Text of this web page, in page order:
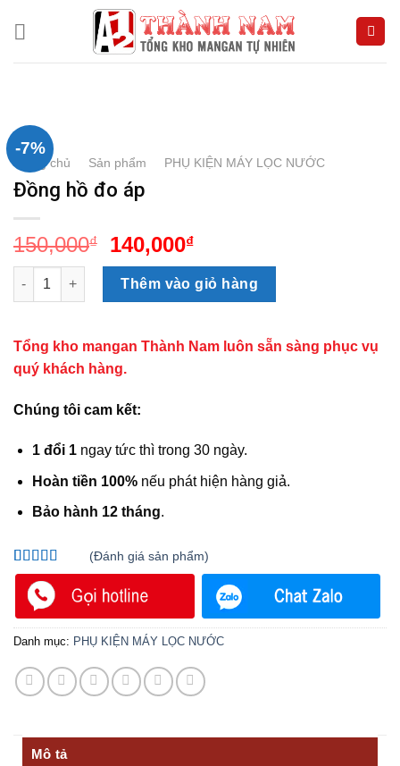
-7%
Trang chủ Sản phẩm PHỤ KIỆN MÁY LỌC NƯỚC
Đồng hồ đo áp
150,000₫
Giá
gốc
là:
150,000₫.
140,000₫Giá
hiện
tại
là:
Đồng hồ đo áp số lượng
Thêm vào giỏ hàng
Tổng kho mangan Thành Nam luôn sẵn sàng phục vụ
quý khách hàng.
Chúng tôi cam kết:
1 đổi 1ngay tức thì trong 30 ngày.
Hoàn tiền 100%nếu phát hiện hàng giả.
Bảo hành 12 tháng.
5.00trên 5
dựa trên
1
đánh giá
(Đánh giá sản phẩm)
Danh mục: PHỤ KIỆN MÁY LỌC NƯỚC
Mô tả